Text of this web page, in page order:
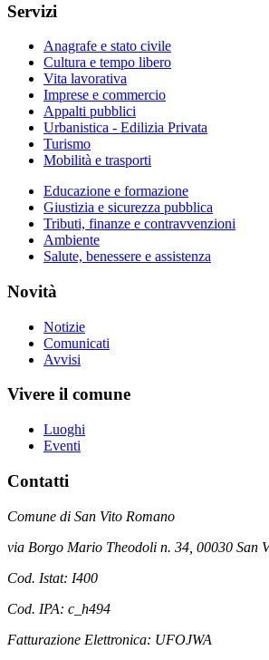
Servizi
Anagrafe e stato civile
Cultura e tempo libero
Vita lavorativa
Imprese e commercio
Appalti pubblici
Urbanistica - Edilizia Privata
Turismo
Mobilità e trasporti
Educazione e formazione
Giustizia e sicurezza pubblica
Tributi, finanze e contravvenzioni
Ambiente
Salute, benessere e assistenza
Novità
Notizie
Comunicati
Avvisi
Vivere il comune
Luoghi
Eventi
Contatti
Comune di San Vito Romano
via Borgo Mario Theodoli n. 34, 00030 San
Cod. Istat: I400
Cod. IPA: c_h494
Fatturazione Elettronica: UFOJWA